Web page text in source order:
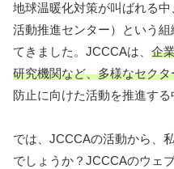
地球温暖化対策が叫ばれる
活動推進センター）という
てきました。JCCCAは、 企
研究機関など、多様なセク
防止に向けた活動を推進する
では、JCCCAの活動から、
でしょうか？JCCCAのウェ